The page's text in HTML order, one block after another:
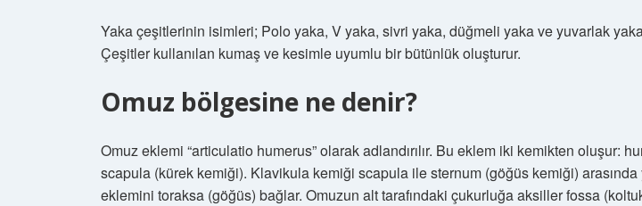
Yaka çeşitlerinin isimleri; Polo yaka, V yaka, sivri yaka, düğmeli yaka ve yuvarlak yaka
Çeşitler kullanılan kumaş ve kesimle uyumlu bir bütünlük oluşturur.
Omuz bölgesine ne denir?
Omuz eklemi “articulatio humerus” olarak adlandırılır. Bu eklem iki kemikten oluşur:
scapula (kürek kemiği). Klavikula kemiği scapula ile sternum (göğüs kemiği) arasında
eklemini toraksa (göğüs) bağlar. Omuzun alt tarafındaki çukurluğa aksiller fossa